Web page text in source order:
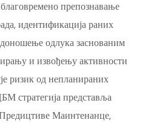
препознавање
идентификација раних
одлука заснованим
и извођењу активности
ризик од непланираних
стратегија представља
Маинтенанце,